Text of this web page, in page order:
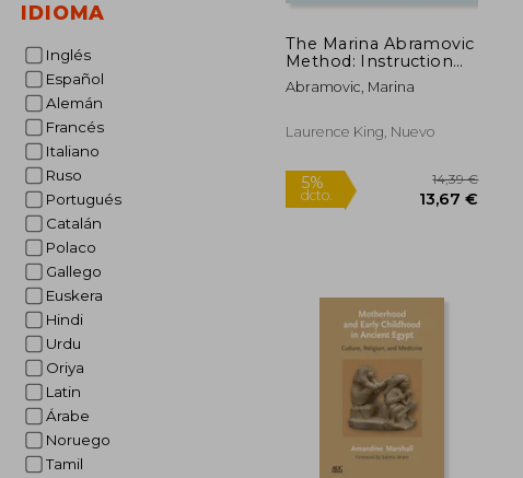
IDIOMA
Inglés
Español
Alemán
Francés
Italiano
Ruso
Portugués
Catalán
Polaco
Gallego
Euskera
Hindi
Urdu
Oriya
Latin
Árabe
Noruego
Tamil
The Marina Abramovic
Method: Instruction
Cards to Reboot Your
Life (en Inglés)
Abramovic, Marina
Laurence King, Nuevo
5%
dcto.